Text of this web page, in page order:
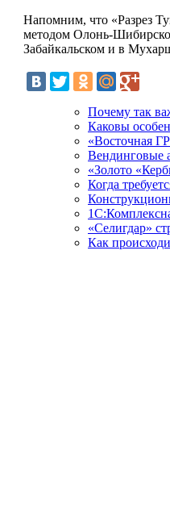
Напомним, что «Разрез
методом Олонь-
Забайкальском и в
Почему так
Каковы
«Восточная
Вендинговые
«Золото
Когда
«Селигдар»
Как